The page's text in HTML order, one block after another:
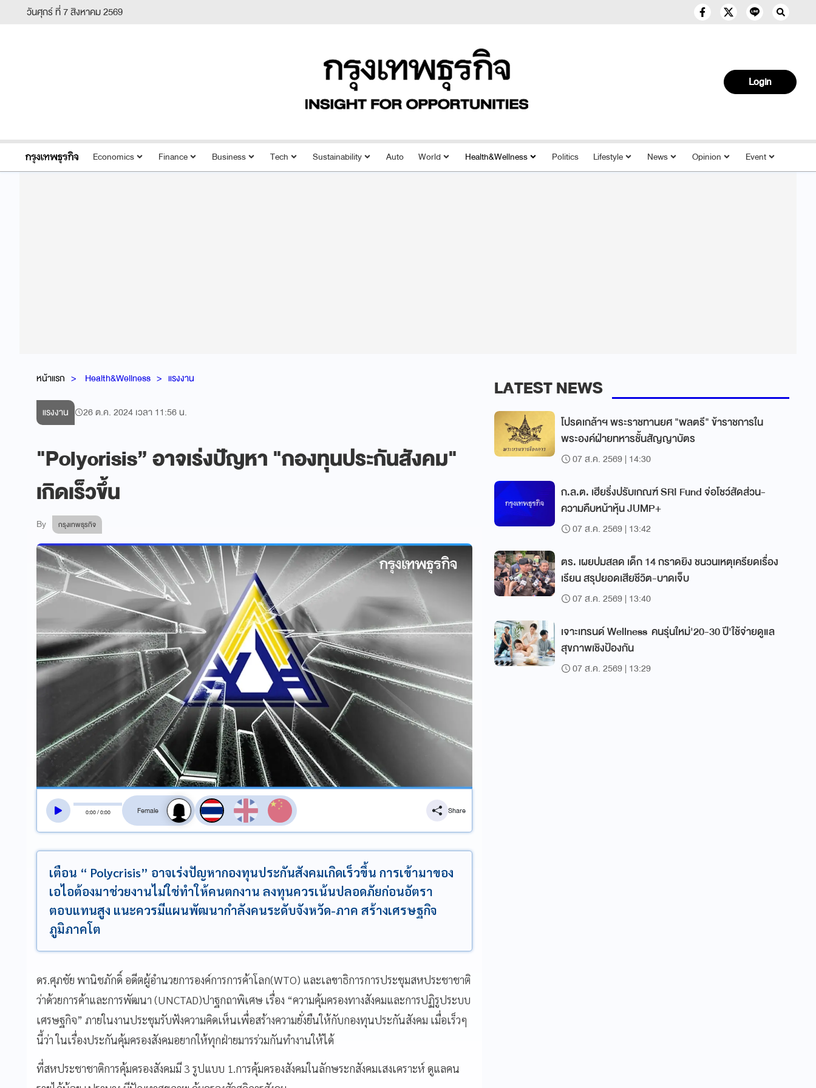
วันศุกร์ ที่ 7 สิงหาคม 2569
Login
Economics Finance Business Tech Sustainability Auto World Health&Wellness Politics Lifestyle News Opinion Event
หน้าแรก Health&Wellness แรงงาน
แรงงาน 26 ต.ค. 2024 เวลา 11:56 น.
"Polycrisis” อาจเร่งปัญหา "กองทุนประกันสังคม"
เกิดเร็วขึ้น
By กรุงเทพธุรกิจ
0:00/0:00
สลับเสียงอ่าน
Share
เตือน “ Polycrisis” อาจเร่งปัญหากองทุนประกันสังคมเกิดเร็วขึ้น การเข้ามาของ
เอไอต้องมาช่วยงานไม่ใช่ทำให้คนตกงาน ลงทุนควรเน้นปลอดภัยก่อนอัตรา
ตอบแทนสูง แนะควรมีแผนพัฒนากำลังคนระดับจังหวัด-ภาค สร้างเศรษฐกิจ
ภูมิภาคโต
ดร.ศุภชัย พานิชภักดิ์ อดีตผู้อำนวยการองค์การการค้าโลก(WTO) และเลขาธิการการประชุมสหประชาชาติ
ว่าด้วยการค้าและการพัฒนา (UNCTAD)ปาฐกถาพิเศษ เรื่อง “ความคุ้มครองทางสังคมและการปฏิรูประบบ
เศรษฐกิจ” ภายในงานประชุมรับฟังความคิดเห็นเพื่อสร้างความยั่งยืนให้กับกองทุนประกันสังคม เมื่อเร็วๆ
นี้ว่า ในเรื่องประกันคุ้มครองสังคมอยากให้ทุกฝ่ายมารร่วมกันทำงานให้ได้
ที่สหประชาชาติการคุ้มครองสังคมมี 3 รูปแบบ 1.การคุ้มครองสังคมในลักษระกสังคมเสงเคราะห์ ดูแลคน
LATEST NEWS
โปรดเกล้าฯ พระราชทานยศ "พลตรี" ข้าราชการใน
พระองค์ฝ่ายทหารชั้นสัญญาบัตร
07 ส.ค. 2569 | 14:30
ก.ล.ต. เฮียริ่งปรับเกณฑ์ SRI Fund จ่อโชว์สัดส่วน-
ความคืบหน้าหุ้น JUMP+
07 ส.ค. 2569 | 13:42
ตร. เผยปมสลด เด็ก 14 กราดยิง ชนวนเหตุเครียดเรื่อง
เรียน สรุปยอดเสียชีวิต-บาดเจ็บ
07 ส.ค. 2569 | 13:40
เจาะเทรนด์ Wellness คนรุ่นใหม่'20-30 ปี'ใช้จ่ายดูแล
สุขภาพเชิงป้องกัน
07 ส.ค. 2569 | 13:29